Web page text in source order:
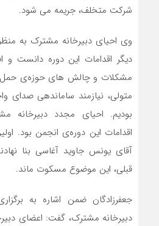
شرکت متخلف، جریمه می شود.
وی احیای دبیرخانه مشترک به
دیگر اقدامات این دوره دانست و
مشکلات و چالش های حوزه‌ی حمل
متولی، نیازمند ساماندهی
بودیم. احیای مجدد دبیرخانه
اقدامات این دوره‌ی انجمن بود.
آقای یونس جاوید آغاسی بنا
قبلی، این موضوع مسکوت ماند.
جعفرزادگان ضمن اشاره به
دبیرخانه مشترک، گفت: اعضای